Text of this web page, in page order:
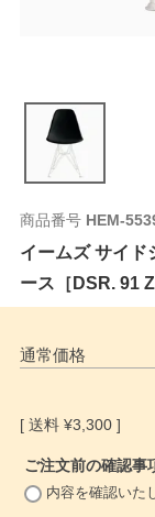
商品番号 HEM-
イームズ サイド
ース［DSR. 91
通常価格
¥3,300
ご注文前の確認事
内容を確認いた